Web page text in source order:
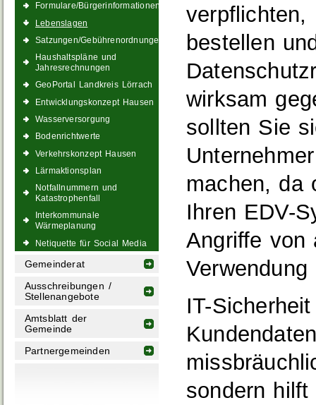
Formulare/Bürgerinformationen
Lebenslagen
Satzungen/Gebührenordnungen
Haushaltspläne und
Jahresrechnungen
GeoPortal Landkreis Lörrach
Entwicklungskonzept Hausen
Wasserversorgung
Bodenrichtwerte
Verkehrskonzept Hausen
Lärmaktionsplan
Notfallnummern und
Katastrophenfall
Interkommunale
Wärmeplanung
Netiquette für Social Media
Gemeinderat
Ausschreibungen /
Stellenangebote
Amtsblatt der
Gemeinde
Partnergemeinden
verpflichten,
bestellen
wirksam
sollten Sie
machen, da
Ihren EDV-
Angriffe von
IT-
sondern